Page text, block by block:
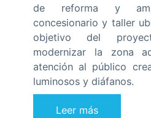
de reforma y
concesionario y taller
objetivo del
modernizar la zona
atención al público
luminosos y diáfanos.
Leer más